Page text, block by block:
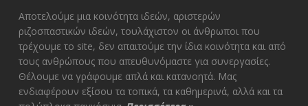
Αποτελούμε μια κοινότητα ιδεών, αριστερών
ριζοσπαστικών ιδεών, τουλάχιστον οι άνθρωποι που
τρέχουμε το site, δεν απαιτούμε την ίδια κοινότητα και από
τους ανθρώπους που απευθυνόμαστε για συνεργασίες.
Θέλουμε να γράφουμε απλά και κατανοητά. Μας
ενδιαφέρουν εξίσου τα τοπικά, τα καθημερινά, αλλά και τα